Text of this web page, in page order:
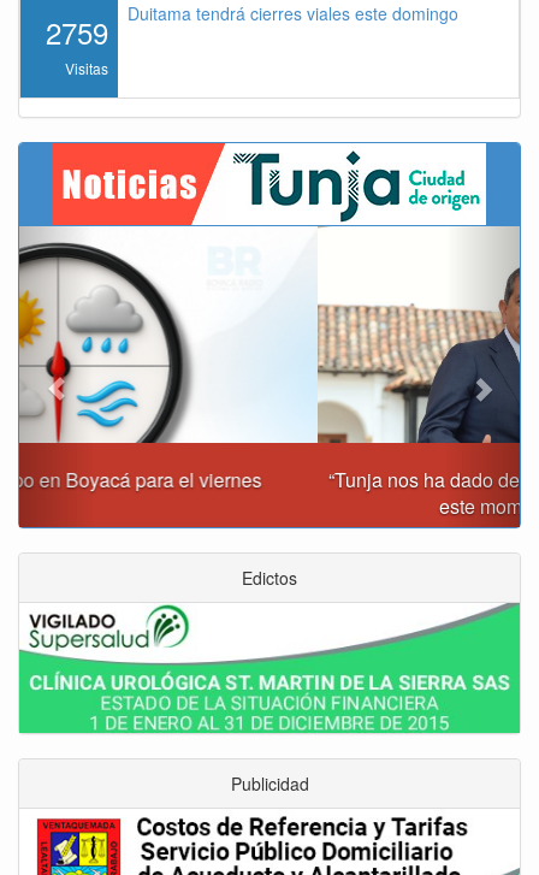
2759
Visitas
Duitama tendrá cierres viales este domingo
“Tunja nos ha dado demasiado y no podemos fallarle en
Previous
Edictos
Publicidad